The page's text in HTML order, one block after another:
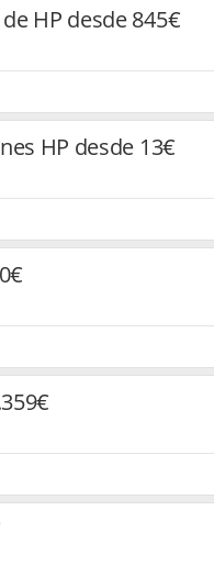
HP desde 845€
HP desde 13€